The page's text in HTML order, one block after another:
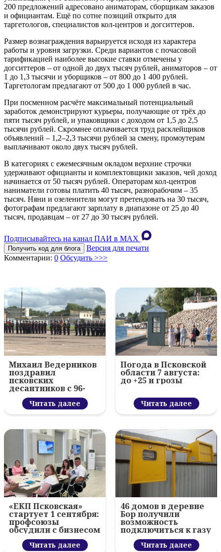
200 предложений адресовано аниматорам, сборщикам заказов
и официантам. Ещё по сотне позиций открыто для
таргетологов, специалистов кол-центров и догситтеров.
Размер вознаграждения варьируется исходя из характера
работы и уровня загрузки. Среди вариантов с почасовой
тарификацией наиболее высокие ставки отмечены у
догситтеров – от одной до двух тысяч рублей, аниматоров – от
1 до 1,3 тысячи и уборщиков – от 800 до 1 400 рублей.
Таргетологам предлагают от 500 до 1 000 рублей в час.
При посменном расчёте максимальный потенциальный
заработок демонстрируют курьеры, получающие от трёх до
пяти тысяч рублей, и упаковщики с доходом от 1,5 до 2,5
тысячи рублей. Скромнее оплачивается труд расклейщиков
объявлений – 1,2–2,3 тысячи рублей за смену, промоутерам
выплачивают около двух тысяч рублей.
В категориях с ежемесячным окладом верхние строчки
удерживают официанты и комплектовщики заказов, чей доход
начинается от 50 тысяч рублей. Операторам кол-центров
наниматели готовы платить 40 тысяч, разнорабочим – 35
тысяч. Няни и озеленители могут претендовать на 30 тысяч,
фотографам предлагают зарплату в диапазоне от 25 до 40
тысяч, продавцам – от 27 до 30 тысяч рублей.
Подписывайтесь на канал ПАИ в MAХ
Получить код для блога
Версия для печати
Комментарии: 0 Обсудить >>>
Михаил Ведерников
поздравил
псковских
десантников с 96-
летием ВДВ и
вручил награды
Читать далее
Погода в Псковской
области 7 августа:
до +25 и грозы
Читать далее
«ЕКП Псковская»
стартует 1 сентября:
профсоюзы
обсудили с бизнесом
новый цифровой
проектЧитать далее
46 домов в деревне
Бор получили
возможность
подключиться к газу
Читать далее